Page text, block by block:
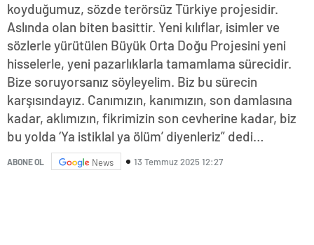
koyduğumuz, sözde terörsüz Türkiye projesidir.
Aslında olan biten basittir. Yeni kılıflar, isimler ve
sözlerle yürütülen Büyük Orta Doğu Projesini yeni
hisselerle, yeni pazarlıklarla tamamlama sürecidir.
Bize soruyorsanız söyleyelim. Biz bu sürecin
karşısındayız. Canımızın, kanımızın, son damlasına
kadar, aklımızın, fikrimizin son cevherine kadar, biz
bu yolda ‘Ya istiklal ya ölüm’ diyenleriz” dedi…
ABONE OL News 13 Temmuz 2025 12:27